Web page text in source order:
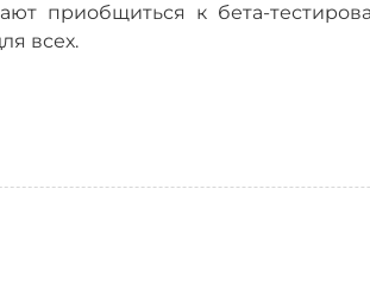
приобщиться к бета-
всех.